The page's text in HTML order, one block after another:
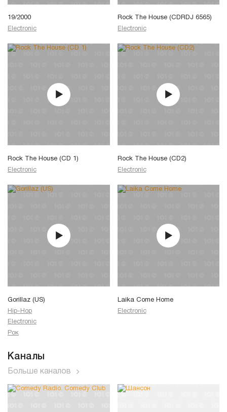
19/2000
Electronic
Rock The House (CDRDJ 6565)
Electronic
Rock The House (CD 1)
Electronic
Rock The House (CD2)
Electronic
Gorillaz (US)
Hip-Hop
Electronic
Рок
Laika Come Home
Electronic
Каналы
Больше каналов